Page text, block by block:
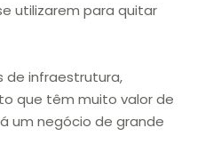
utilizarem para quitar
de infraestrutura,
que têm muito valor de
um negócio de grande